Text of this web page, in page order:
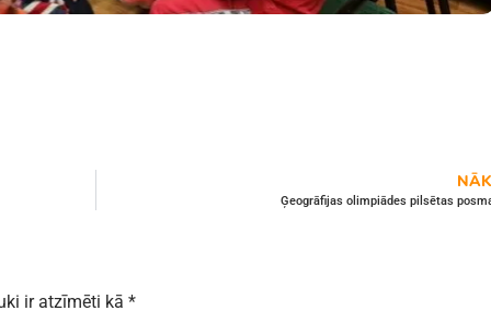
Ģeogrāfijas olimpiādes pilsētas
ir atzīmēti kā *